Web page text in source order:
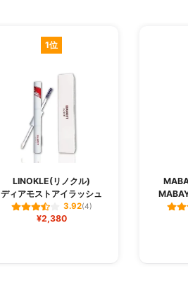
1位
LINOKLE(リノクル)
ディアモストアイラッシュ
3.92(4)
¥2,380